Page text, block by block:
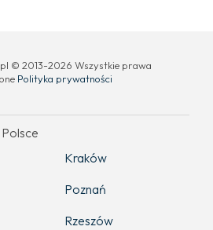
© 2013-2026 Wszystkie prawa
Polityka prywatności
Kraków
Poznań
Rzeszów